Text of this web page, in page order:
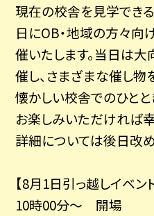
現在の校舎を見学でき
日にOB・地域の方々向
催いたします。当日は大
催し、さまざまな催し物
懐かしい校舎でのひと
お楽しみいただければ幸
詳細については後日改め
【8月1日引っ越しイベン
10時00分～ 開場